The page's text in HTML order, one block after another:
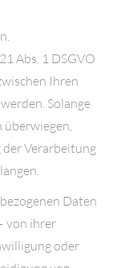
Abs. 1 DSGVO
Ihren
Solange
der Verarbeitung
Daten
von ihrer
oder